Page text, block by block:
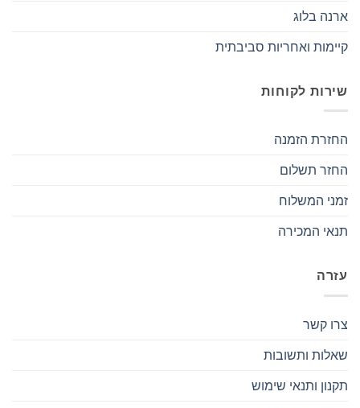
ארנה בלוג
קיימות ואחריות סביבתית
שירות לקוחות
החזרת הזמנה
החזר תשלום
זמני המשלוח
תנאי המכירה
עזרה
צרו קשר
שאלות ותשובות
תקנון ותנאי שימוש